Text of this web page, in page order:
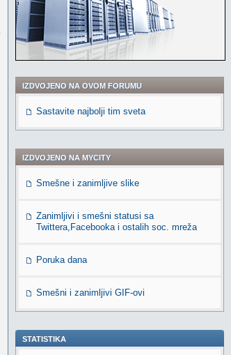
IZDVOJENO NA OVOM FORUMU
Sastavite najbolji tim sveta
IZDVOJENO NA MYCITY
Smešne i zanimljive slike
Zanimljivi i smešni statusi sa
Twittera,Facebooka i ostalih soc. mreža
Poruka dana
Smešni i zanimljivi GIF-ovi
STATISTIKA